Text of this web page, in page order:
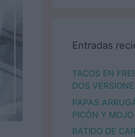
Entradas
TACOS EN
DOS
PAPAS
PICÓN Y MOJO
BATIDO DE